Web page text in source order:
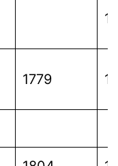
1779